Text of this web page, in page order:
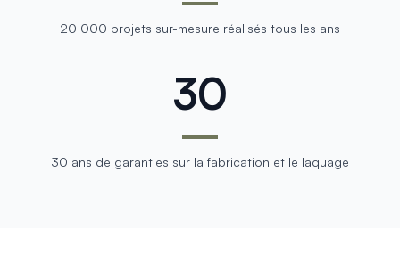
20 000 projets sur-mesure réalisés tous les ans
30
30 ans de garanties sur la fabrication et le laquage